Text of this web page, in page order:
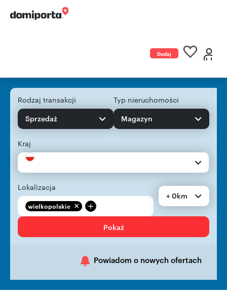
Dodaj
Rodzaj transakcji
Sprzedaż
Typ nieruchomości
Magazyn
Kraj
Lokalizacja
wielkopolskie +
+ 0km
Pokaż
Powiadom o nowych ofertach